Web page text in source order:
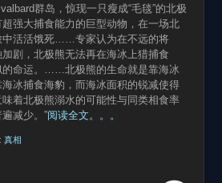
群岛，惊现一只瘦成“毛毯”的北极
强大捕食能力的巨型动物，在一场北
中活活饿死……专家认为在不远的将
剧，北极熊无法再在海冰上猎捕食
的命运。……北极熊的生命就是靠海冰
冰捕食海豹，而海冰面积的锐减使得
着北极熊溺水的可能性与同类相食率
减少。”阅读全文。。。
真相